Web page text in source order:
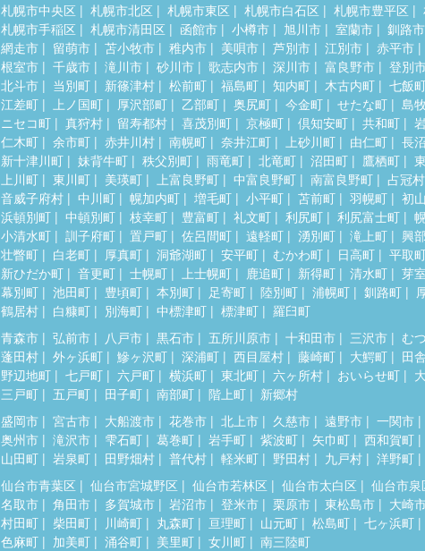
札幌市中央区 札幌市北区 札幌市東区 札幌市白石区 札幌市豊平区
札幌市手稲区
札幌市清田区 函館市 小樽市 旭川市 室蘭市
釧路市
網走市
留萌市 苫小牧市 稚内市 美唄市 芦別市 江別市
赤平市
根室市
千歳市 滝川市 砂川市 歌志内市 深川市 富良野市
登別
北斗市
当別町 新篠津村 松前町 福島町 知内町 木古内町
七飯
江差町
上ノ国町 厚沢部町 乙部町 奥尻町 今金町 せたな町
島
ニセコ町
真狩村 留寿都村 喜茂別町 京極町 倶知安町 共和町
仁木町
余市町 赤井川村 南幌町 奈井江町 上砂川町 由仁町
長
新十津川町
妹背牛町 秩父別町 雨竜町 北竜町 沼田町 鷹栖町
上川町
東川町 美瑛町 上富良野町 中富良野町 南富良野町
占冠村
音威子府村
中川町 幌加内町 増毛町 小平町 苫前町 羽幌町
初
浜頓別町
中頓別町 枝幸町 豊富町 礼文町 利尻町 利尻富士町
小清水町
訓子府町 置戸町 佐呂間町 遠軽町 湧別町 滝上町
興
壮瞥町
白老町 厚真町 洞爺湖町 安平町 むかわ町 日高町
平取
新ひだか町
音更町 士幌町 上士幌町 鹿追町 新得町 清水町
芽
幕別町
池田町 豊頃町 本別町 足寄町 陸別町 浦幌町 釧路町
鶴居村
白糠町 別海町 中標津町 標津町 羅臼町
青森市 弘前市 八戸市 黒石市 五所川原市 十和田市 三沢市
む
蓬田村
外ヶ浜町 鰺ヶ沢町 深浦町 西目屋村 藤崎町 大鰐町
田
野辺地町
七戸町 六戸町 横浜町 東北町 六ヶ所村 おいらせ町
三戸町
五戸町 田子町 南部町 階上町 新郷村
盛岡市 宮古市 大船渡市 花巻市 北上市 久慈市 遠野市
一関市
奥州市
滝沢市 雫石町 葛巻町 岩手町 紫波町 矢巾町
西和賀町
山田町
岩泉町 田野畑村 普代村 軽米町 野田村 九戸村 洋野町
仙台市青葉区 仙台市宮城野区 仙台市若林区 仙台市太白区
仙台市泉
名取市
角田市 多賀城市 岩沼市 登米市 栗原市 東松島市
大崎
村田町
柴田町 川崎町 丸森町 亘理町 山元町 松島町
七ヶ浜町
色麻町
加美町 涌谷町 美里町 女川町 南三陸町